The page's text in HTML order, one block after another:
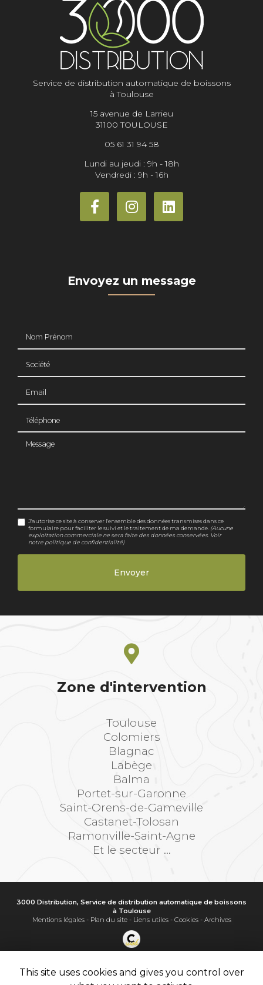
Service de distribution automatique de boissons
à Toulouse
15 avenue de Larrieu
31100 TOULOUSE
05 61 31 94 58
Lundi au jeudi : 9h - 18h
Vendredi : 9h - 16h
Envoyez un message
Message
J'autorise ce site à conserver l'ensemble des données transmises dans ce
formulaire pour faciliter le suivi et le traitement de ma demande. (Aucune
exploitation commerciale ne sera faite des données conservées. Voir
notre politique de confidentialité)
Zone d'intervention
Toulouse
Colomiers
Blagnac
Labège
Balma
Portet-sur-Garonne
Saint-Orens-de-Gameville
Castanet-Tolosan
Ramonville-Saint-Agne
Et le secteur ...
3000 Distribution, Service de distribution automatique de boissons
à Toulouse
Mentions légales- Plan du site- Liens utiles- Cookies- Archives
Demande de Devis
Secteur- En savoir +
This site uses cookies and gives you control over